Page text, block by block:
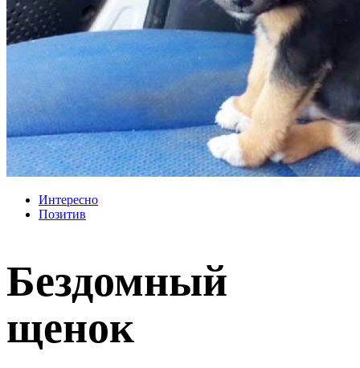
Интересно
Позитив
Бездомный
щенок